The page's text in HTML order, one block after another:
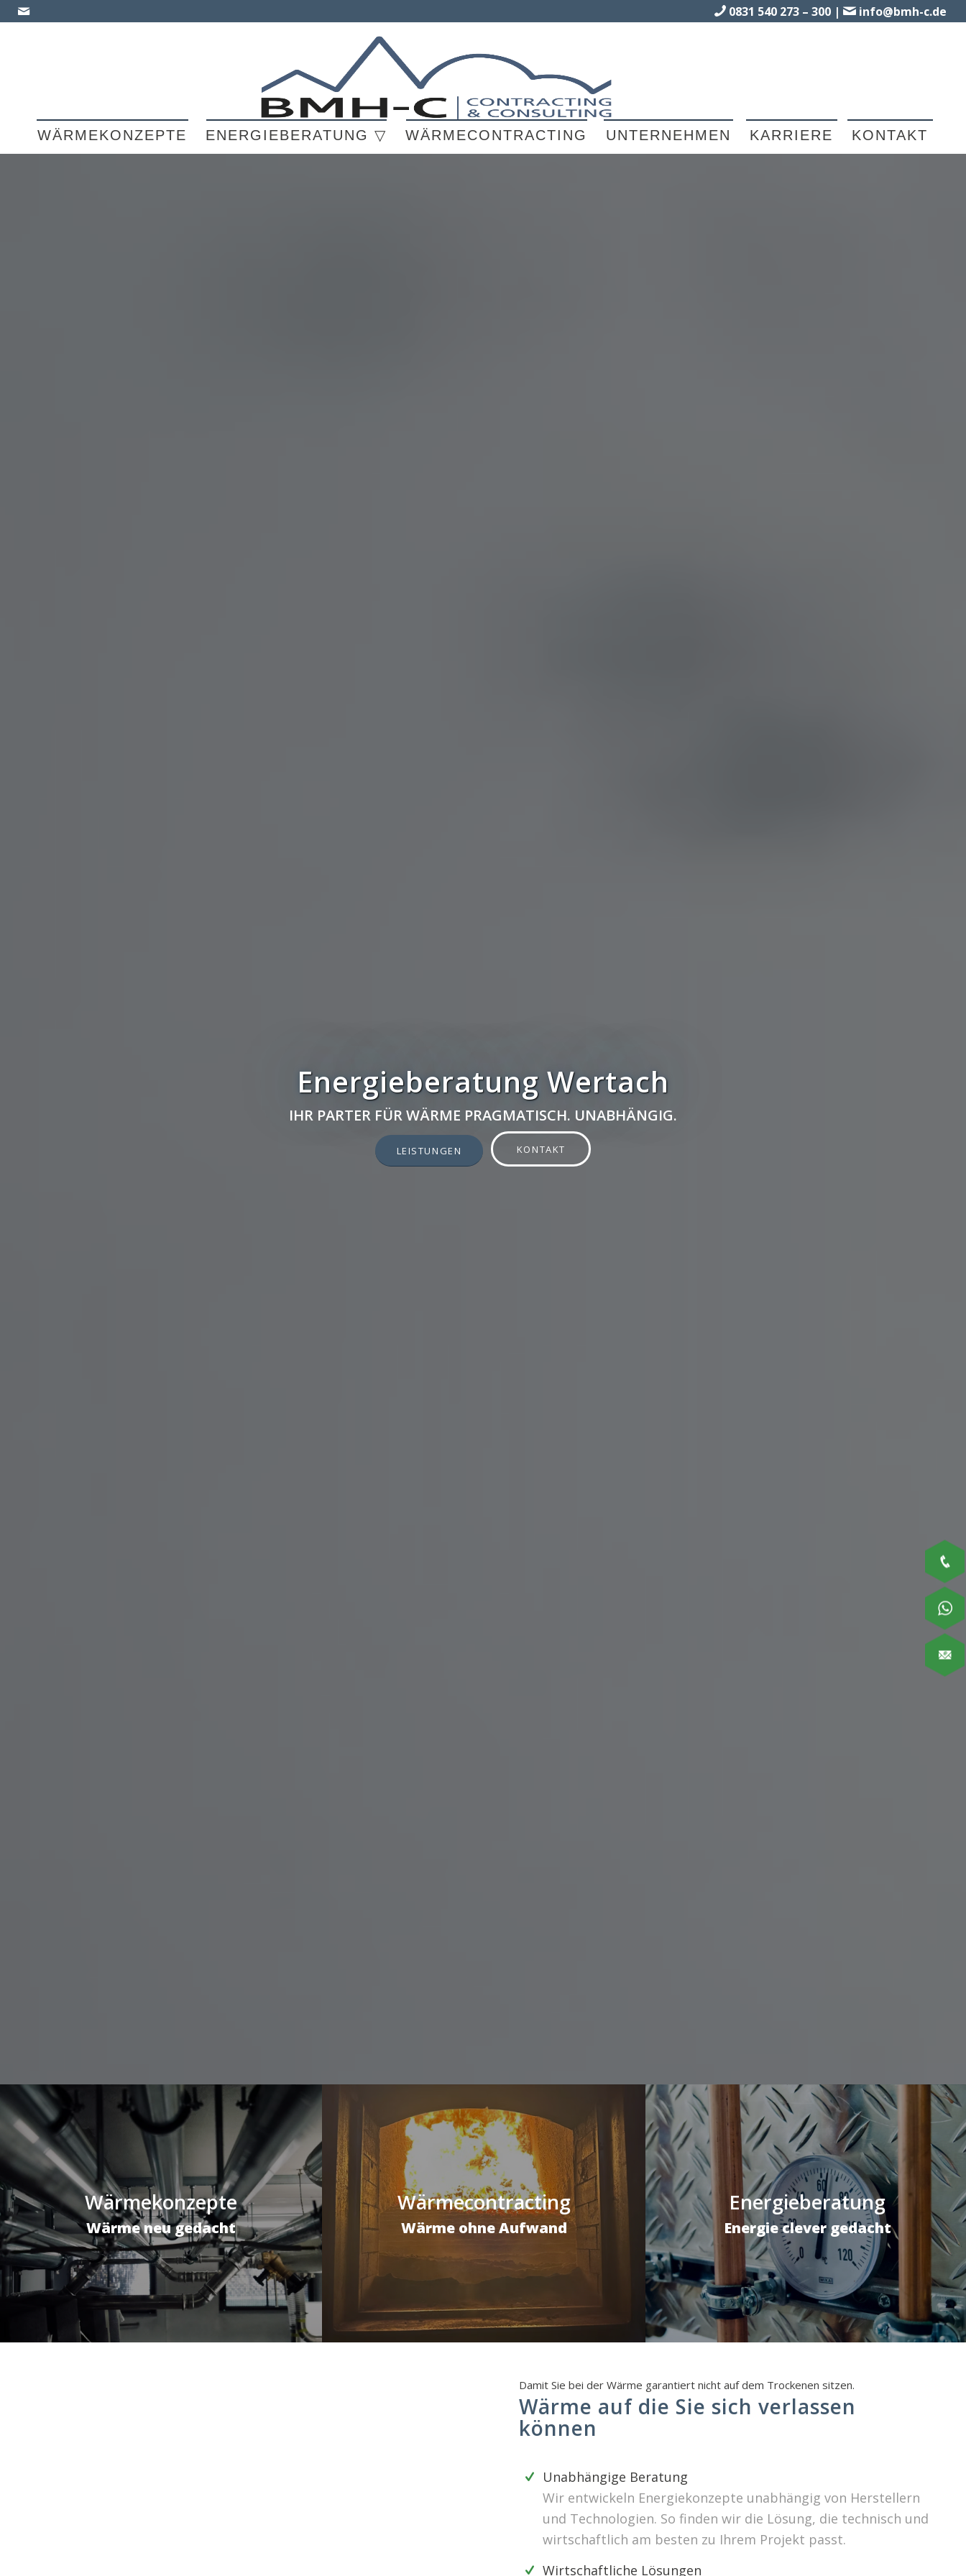
0831 540 273 – 300 | info@bmh-c.de
WÄRMEKONZEPTE ENERGIEBERATUNG ▽ WÄRMECONTRACTING UNTERNEHMEN KARRIERE KONTAKT
Energieberatung Wertach
IHR PARTER FÜR WÄRME PRAGMATISCH. UNABHÄNGIG.
LEISTUNGEN KONTAKT
Wärmekonzepte
Wärme neu gedacht
Wärmecontracting
Wärme ohne Aufwand
Energieberatung
Energie clever gedacht
Damit Sie bei der Wärme garantiert nicht auf dem Trockenen sitzen.
Wärme auf die Sie sich verlassen
können
Unabhängige Beratung
Wir entwickeln Energiekonzepte unabhängig von Herstellern
und Technologien. So finden wir die Lösung, die technisch und
wirtschaftlich am besten zu Ihrem Projekt passt.
Wirtschaftliche Lösungen